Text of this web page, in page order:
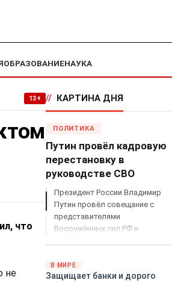
ОБРАЗОВАНИЕНАУКА
13+
что
не
// КАРТИНА ДНЯ
ПОЛИТИКА
Путин провёл кадровую
перестановку в
руководстве СВО
Президент России Владимир
Путин провёл совещание с
представителями
Вооружённых сил РФ и
руководстве спецоперацией.
В МИРЕ
Защищает банки и дорого